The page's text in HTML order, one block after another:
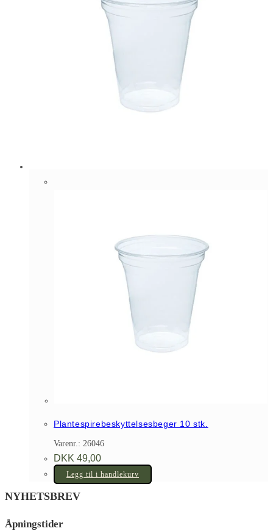
Plantespirebeskyttelsesbeger 10 stk.
Varenr.: 26046
DKK 49,00
Legg til i handlekurv
NYHETSBREV
Åpningstider